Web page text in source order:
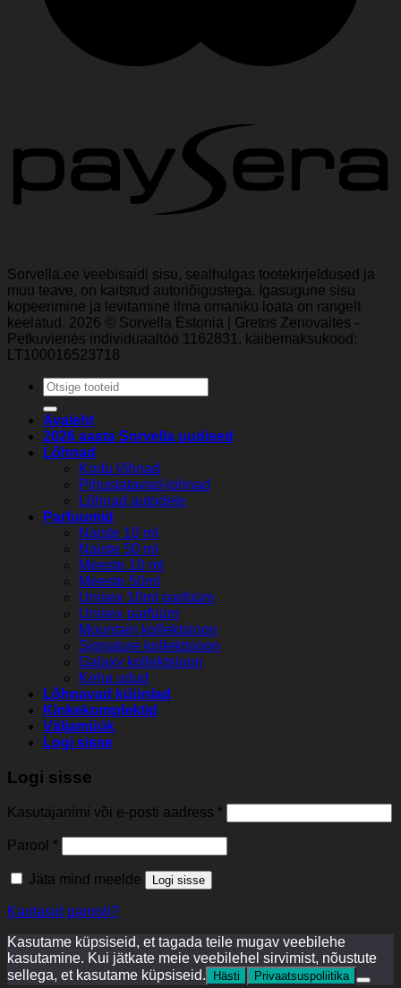
Sorvella.ee veebisaidi sisu, sealhulgas tootekirjeldused ja
muu teave, on kaitstud autoriõigustega. Igasugune sisu
kopeerimine ja levitamine ilma omaniku loata on rangelt
keelatud. 2026 © Sorvella Estonia | Gretos Zenovaitės -
Petkuvienės individuaaltöö 1162831, käibemaksukood:
LT100016523718
Otsi:
Avaleht
2026 aasta Sorvella uudised
Lõhnad
Kodu lõhnad
Pihustatavad-lohnad
Lõhnad autodele
Parfuumid
Naiste 10 ml
Naiste 50 ml
Meeste 10 ml
Meeste 50ml
Unisex 10ml parfüüm
Unisex parfüüm
Mountain kollektsioon
Signature kollektsioon
Galaxy kollektsioon
Keha udud
Lõhnavad küünlad
Kinkekomplektid
Väljamüük
Logi sisse
Logi sisse
Kasutajanimi või e-posti aadress *
Parool *
Jäta mind meelde Logi sisse
Kaotasid parooli?
Kasutame küpsiseid, et tagada teile mugav veebilehe
kasutamine. Kui jätkate meie veebilehel sirvimist, nõustute
sellega, et kasutame küpsiseid.
Hästi Privaatsuspoliitika